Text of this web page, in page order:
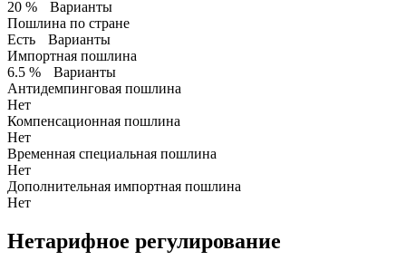
20 %
Варианты
Пошлина по стране
Есть
Варианты
Импортная пошлина
6.5 %
Варианты
Антидемпинговая пошлина
Нет
Компенсационная пошлина
Нет
Временная специальная пошлина
Нет
Дополнительная импортная пошлина
Нет
Нетарифное регулирование